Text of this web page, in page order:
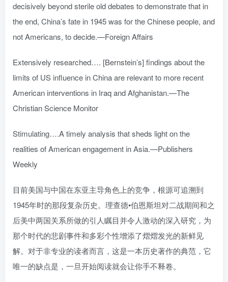
decisively beyond sterile old debates to demonstrate that in
the end, China’s fate in 1945 was for the Chinese people, and
not Americans, to decide.—Foreign Affairs
Extensively researched…. [Bernstein’s] findings about the
limits of US influence in China are relevant to more recent
American interventions in Iraq and Afghanistan.—The
Christian Science Monitor
Stimulating….A timely analysis that sheds light on the
realities of American engagement in Asia.—Publishers
Weekly
目前美国与中国在东亚主导角色上的竞争，根源可追溯到
1945年时的那段复杂历史。理查德•伯恩斯坦对二战期间和之
后美中两国关系所做的引人瞩目并令人激动的深入研究，为
那个时代的悲剧事件和多彩个性增添了熠熠发光的新鲜见
解。对于非专业的读者而言，这是一本历史著作的典范，它
唯一的缺点是，一旦开始阅读就会让你手不释卷。